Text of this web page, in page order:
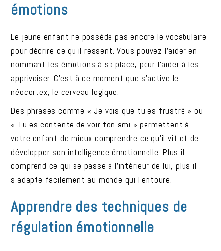
émotions
Le jeune enfant ne possède pas encore le vocabulaire
pour décrire ce qu’il ressent. Vous pouvez l’aider en
nommant les émotions à sa place, pour l’aider à les
apprivoiser. C’est à ce moment que s’active le
néocortex, le cerveau logique.
Des phrases comme « Je vois que tu es frustré » ou
« Tu es contente de voir ton ami » permettent à
votre enfant de mieux comprendre ce qu’il vit et de
développer son intelligence émotionnelle. Plus il
comprend ce qui se passe à l’intérieur de lui, plus il
s’adapte facilement au monde qui l’entoure.
Apprendre des techniques de
régulation émotionnelle